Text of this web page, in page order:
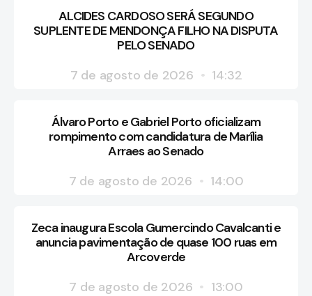
ALCIDES CARDOSO SERÁ SEGUNDO
SUPLENTE DE MENDONÇA FILHO NA DISPUTA
PELO SENADO
7 de agosto de 2026
14:32
Álvaro Porto e Gabriel Porto oficializam
rompimento com candidatura de Marília
Arraes ao Senado
7 de agosto de 2026
14:00
Zeca inaugura Escola Gumercindo Cavalcanti e
anuncia pavimentação de quase 100 ruas em
Arcoverde
7 de agosto de 2026
13:00